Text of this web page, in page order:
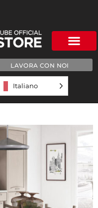
LAVORA CON NOI
Italiano